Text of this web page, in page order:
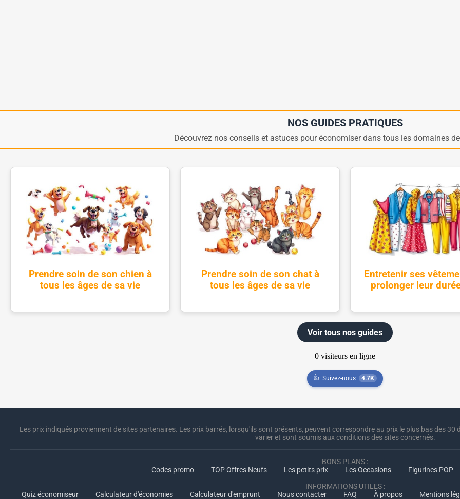
NOS GUIDES PRATIQUES
Découvrez nos conseils et astuces pour économiser dans tous les domaines
Prendre soin de son chien à
tous les âges de sa vie
Prendre soin de son chat à
tous les âges de sa vie
Entretenir ses
prolonger leur
Voir tous nos guides
👍 Suivez-nous 4.7K
Les prix indiqués proviennent de sites partenaires. Les prix barrés, lorsqu'ils sont présents, peuvent correspondre au prix le plus bas des
varier et sont soumis aux conditions des sites concernés.
BONS PLANS :
Codes promo
TOP Offres Neufs Les petits prix Les Occasions Figurines POP
INFORMATIONS UTILES :
Quiz économiseur
Calculateur d'économies Calculateur d'emprunt Nous contacter FAQ À propos Mentions